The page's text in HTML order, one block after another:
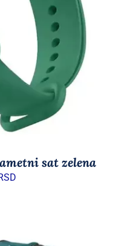
/
sat zelena